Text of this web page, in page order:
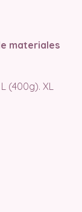
materiales
(400g). XL